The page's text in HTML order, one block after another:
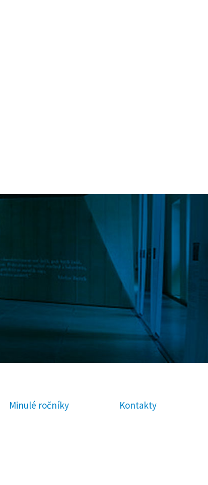
Minulé ročníky Kontakty